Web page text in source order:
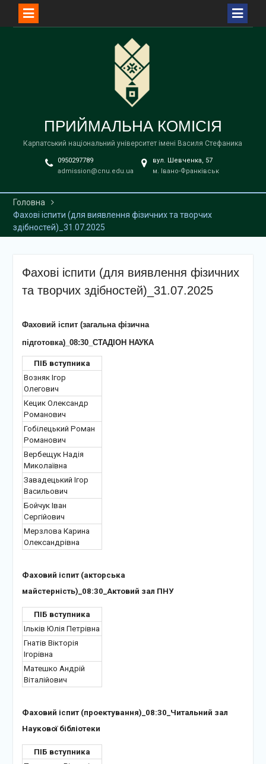
ПРИЙМАЛЬНА КОМІСІЯ
Карпатський національний університет імені Василя Стефаника
0950297789
admission@cnu.edu.ua
вул. Шевченка, 57
м. Івано-Франківськ
Головна
Фахові іспити (для виявлення фізичних та творчих
здібностей)_31.07.2025
Фахові іспити (для виявлення фізичних
та творчих здібностей)_31.07.2025
Фаховий іспит (загальна фізична
підготовка)_08:30_СТАДІОН НАУКА
ПІБ вступника
Возняк Ігор
Олегович
Кецик Олександр
Романович
Гобілецький Роман
Романович
Вербещук Надія
Миколаївна
Завадецький Ігор
Васильович
Бойчук Іван
Сергійович
Мерзлова Карина
Олександрівна
Фаховий іспит (акторська
майстерність)_08:30_Актовий зал ПНУ
ПІБ вступника
Ільків Юлія Петрівна
Гнатів Вікторія
Ігорівна
Матешко Андрій
Віталійович
Фаховий іспит (проектування)_08:30_Читальний зал
Наукової бібліотеки
ПІБ вступника